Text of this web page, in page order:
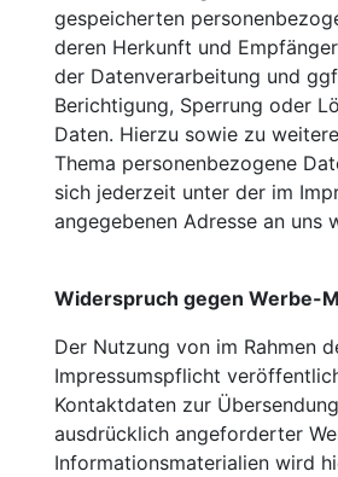
gespeicherten
deren Herkunft und
der Datenverarbeitung und
Berichtigung, Sperrung oder
Daten. Hierzu sowie zu
Thema personenbezogene
sich jederzeit unter der im
angegebenen Adresse an uns
Widerspruch gegen Werbe-
Der Nutzung von im Rahmen
Impressumspflicht
Kontaktdaten zur
ausdrücklich angeforderter
Informationsmaterialien wird